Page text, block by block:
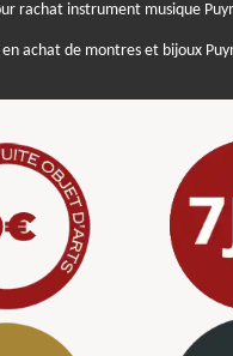
rachat instrument musique
en achat de montres et bijoux